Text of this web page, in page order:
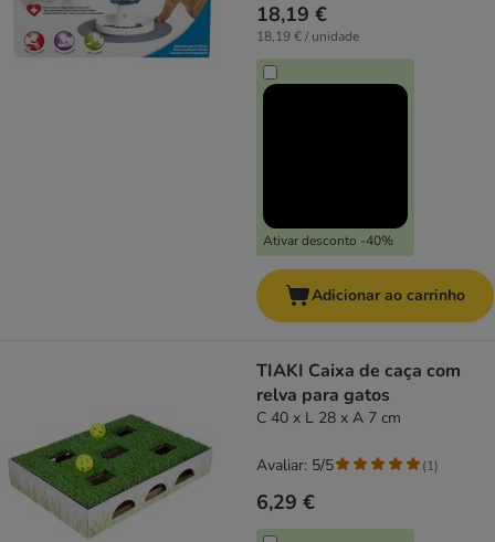
18,19 €
18,19 € / unidade
Ativar desconto -40%
Adicionar ao carrinho
TIAKI Caixa de caça com
relva para gatos
C 40 x L 28 x A 7 cm
6,29 €
Avaliar: 5/5 (1)